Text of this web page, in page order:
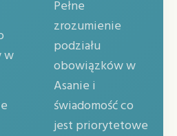
w
Pełne
zrozumienie
podziału
obowiązków w
Asanie i
świadomość co
jest priorytetowe